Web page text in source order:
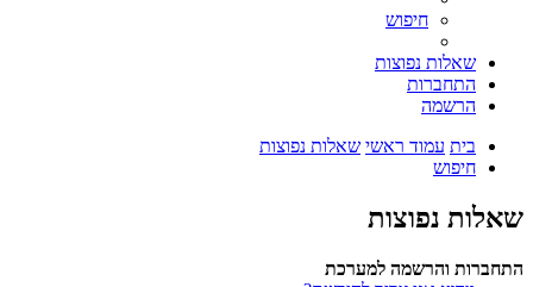
חיפוש
שאלות נפוצות
התחברות
הרשמה
בית עמוד ראשי שאלות נפוצות
חיפוש
שאלות נפוצות
התחברות והרשמה למערכת